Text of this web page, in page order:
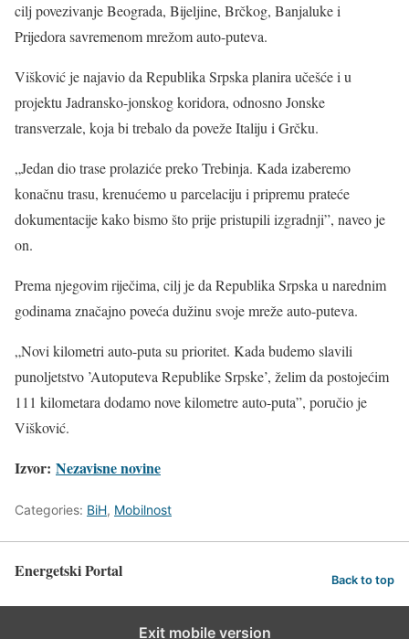
cilj povezivanje Beograda, Bijeljine, Brčkog, Banjaluke i
Prijedora savremenom mrežom auto-puteva.
Višković je najavio da Republika Srpska planira učešće i u
projektu Jadransko-jonskog koridora, odnosno Jonske
transverzale, koja bi trebalo da poveže Italiju i Grčku.
„Jedan dio trase prolaziće preko Trebinja. Kada izaberemo
konačnu trasu, krenućemo u parcelaciju i pripremu prateće
dokumentacije kako bismo što prije pristupili izgradnji”, naveo je
on.
Prema njegovim riječima, cilj je da Republika Srpska u narednim
godinama značajno poveća dužinu svoje mreže auto-puteva.
„Novi kilometri auto-puta su prioritet. Kada budemo slavili
punoljetstvo ’Autoputeva Republike Srpske’, želim da postojećim
111 kilometara dodamo nove kilometre auto-puta”, poručio je
Višković.
Izvor: Nezavisne novine
Categories: BiH, Mobilnost
Energetski Portal Back to top
Exit mobile version